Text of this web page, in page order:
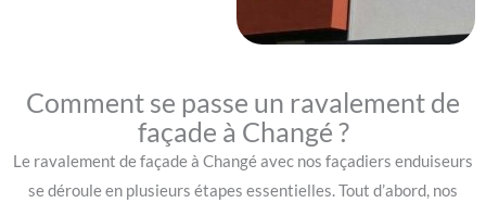
Comment se passe un ravalement de
façade à Changé ?
Le ravalement de façade à Changé avec nos façadiers enduiseurs
se déroule en plusieurs étapes essentielles. Tout d’abord, nos